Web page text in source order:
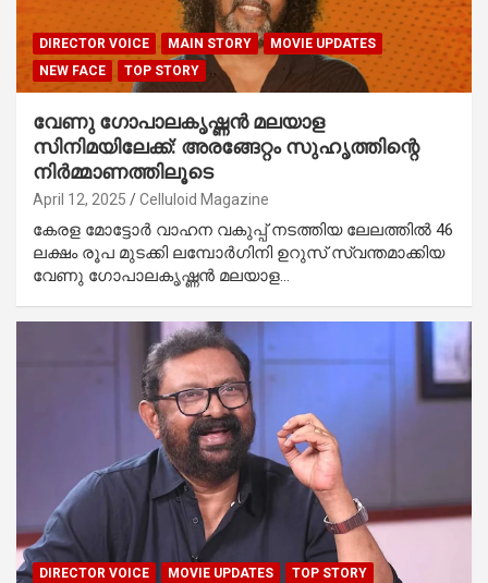
DIRECTOR VOICE MAIN STORY
MOVIE UPDATES
NEW FACE
TOP STORY
വേണു ഗോപാലകൃഷ്ണൻ മലയാള
സിനിമയിലേക്ക്: അരങ്ങേറ്റം സുഹൃത്തിന്റെ
നിർമ്മാണത്തിലൂടെ
April 12, 2025 Celluloid Magazine
കേരള മോട്ടോർ വാഹന വകുപ്പ് നടത്തിയ ലേലത്തിൽ 46
ലക്ഷം രൂപ മുടക്കി ലമ്പോർഗിനി ഉറുസ് സ്വന്തമാക്കിയ
വേണു ഗോപാലകൃഷ്ണൻ മലയാള…
DIRECTOR VOICE MOVIE UPDATES TOP STORY